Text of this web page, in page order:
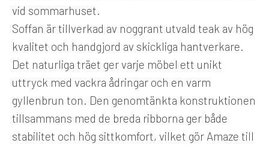
vid sommarhuset.
Soffan är tillverkad av noggrant utvald teak av hög
kvalitet och handgjord av skickliga hantverkare.
Det naturliga träet ger varje möbel ett unikt
uttryck med vackra ådringar och en varm
gyllenbrun ton. Den genomtänkta konstruktionen
tillsammans med de breda ribborna ger både
stabilitet och hög sittkomfort, vilket gör Amaze till